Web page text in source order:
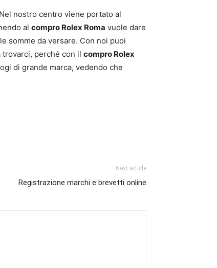
nostro centro viene portato al
al compro Rolex Roma vuole dare
somme da versare. Con noi puoi
perché con il compro Rolex
di grande marca, vedendo che
Next article
Registrazione marchi e brevetti online